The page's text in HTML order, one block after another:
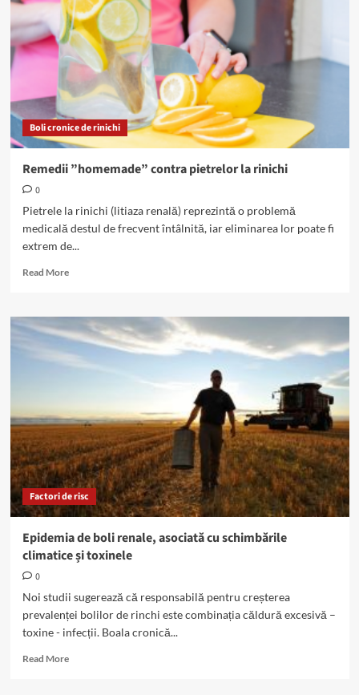
renală
la
persoanele
cu
diabet
de
tip
2
Boli cronice de rinichi
Remedii ”homemade” contra pietrelor la rinichi
0
Pietrele la rinichi (litiaza renală) reprezintă o problemă
medicală destul de frecvent întâlnită, iar eliminarea lor poate fi
extrem de...
Read MoreRead
Remedii
”homemade”
contra
pietrelor
Factori de risc
Epidemia de boli renale, asociată cu schimbările
climatice și toxinele
0
Noi studii sugerează că responsabilă pentru creșterea
prevalenței bolilor de rinchi este combinația căldură excesivă –
toxine - infecții. Boala cronică...
Read MoreRead